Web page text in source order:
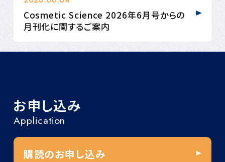
Cosmetic Science 2026年6月号からの
月刊化に関するご案内
お申し込み
Application
購読のお申し込み